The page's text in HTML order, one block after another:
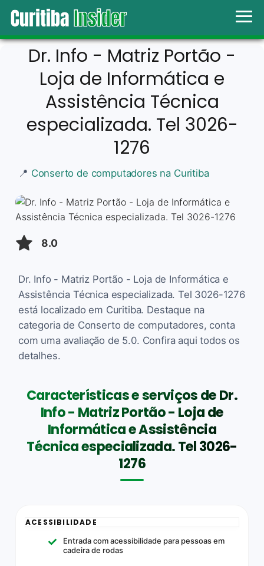
Dr. Info - Matriz Portão -
Loja de Informática e
Assistência Técnica
especializada. Tel 3026-
1276
📍 Conserto de computadores na Curitiba
8.0
Dr. Info - Matriz Portão - Loja de Informática e
Assistência Técnica especializada. Tel 3026-1276
está localizado em Curitiba. Destaque na
categoria de Conserto de computadores, conta
com uma avaliação de 5.0. Confira aqui todos os
detalhes.
Características e serviços de Dr.
Info - Matriz Portão - Loja de
Informática e Assistência
Técnica especializada. Tel 3026-
1276
ACESSIBILIDADE
Entrada com acessibilidade para pessoas em
cadeira de rodas